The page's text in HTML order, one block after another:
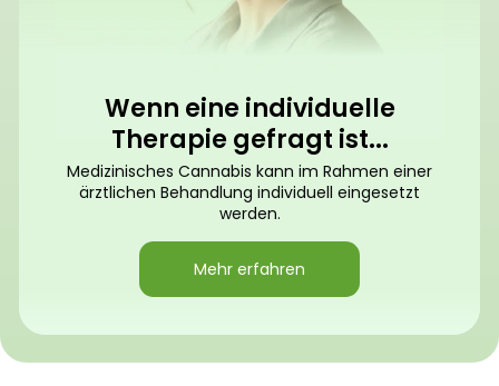
Wenn eine individuelle
Therapie gefragt ist...
Medizinisches Cannabis kann im Rahmen einer
ärztlichen Behandlung individuell eingesetzt
werden.
Mehr erfahren